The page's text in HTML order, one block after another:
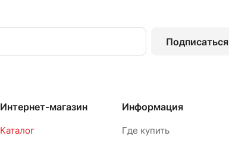
Подписаться
Интернет-магазин
Каталог
Информация
Где купить